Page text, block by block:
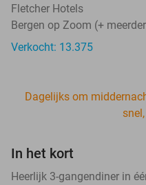
Fletcher Hotels
Bergen op Zoom (+
Verkocht: 13.375
Dagelijks om
In het kort
Heerlijk 3-gangendiner in